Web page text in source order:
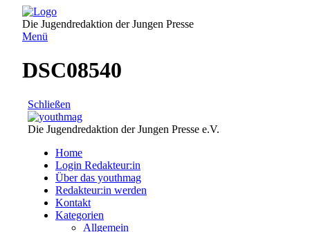
Direkt
zum
Inhalt
Die Jugendredaktion der Jungen Presse
Menü
DSC08540
Schließen
Die Jugendredaktion der Jungen Presse e.V.
Home
Login Redakteur:in
Über das youthmag
Redakteur:in werden
Kontakt
Kategorien
Allgemein